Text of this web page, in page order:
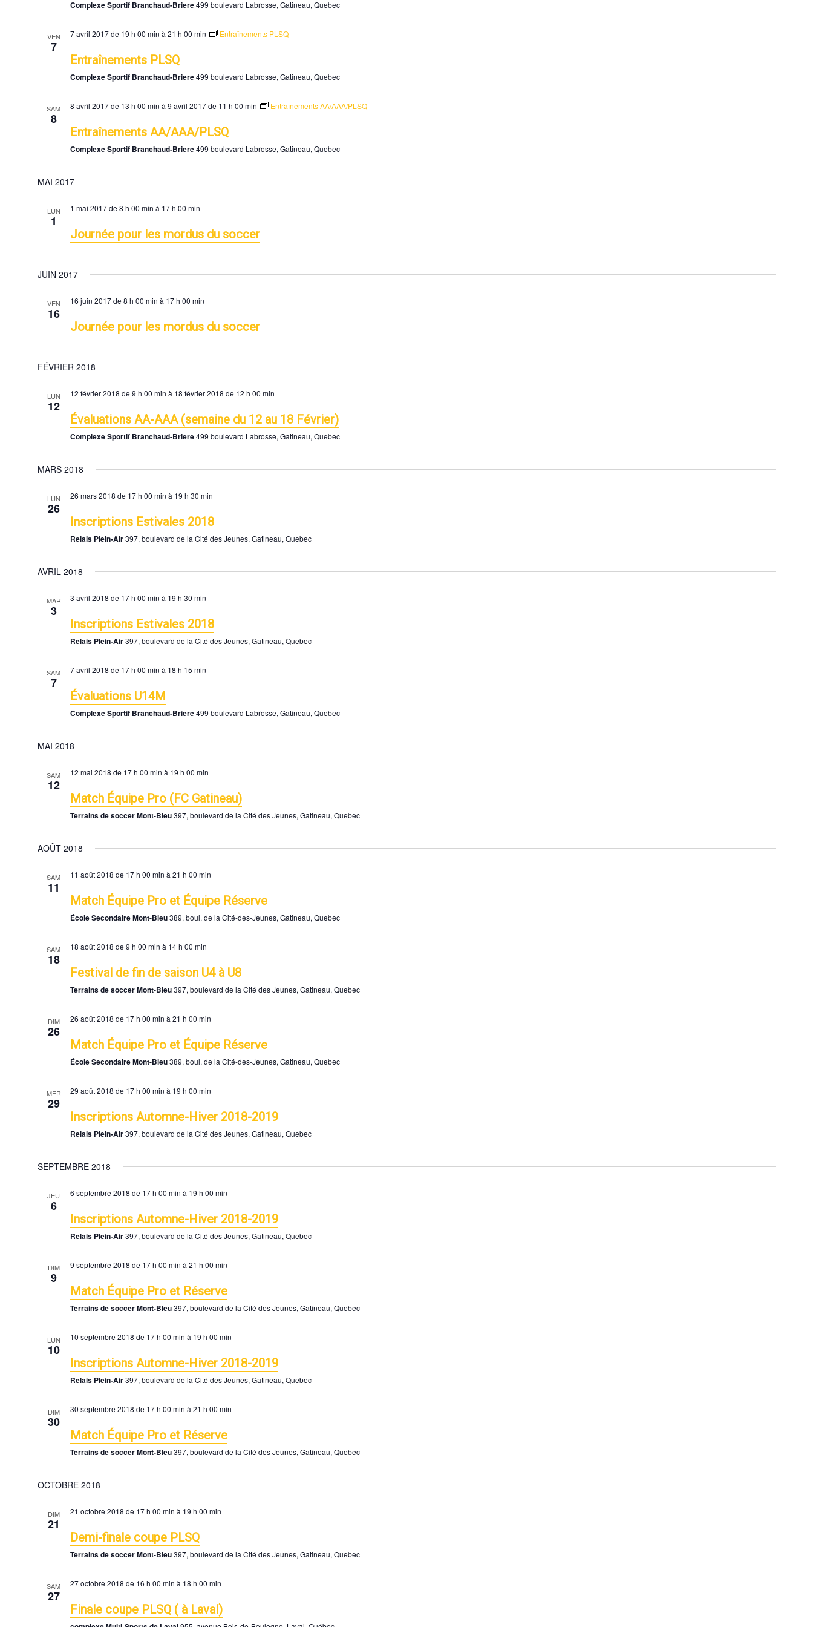
W
G
Complexe Sportif Branchaud-Briere499 boulevard Labrosse, Gatineau, Quebec
VEN
7
7 avril 2017 de 19 h 00 min à 21 h 00 min Entraînements PLSQ
Entraînements PLSQ
Complexe Sportif Branchaud-Briere499 boulevard Labrosse, Gatineau, Quebec
SAM
8
8 avril 2017 de 13 h 00 min à 9 avril 2017 de 11 h 00 min Entraînements AA/AAA/PLSQ
Entraînements AA/AAA/PLSQ
Complexe Sportif Branchaud-Briere499 boulevard Labrosse, Gatineau, Quebec
MAI 2017
LUN
1
1 mai 2017 de 8 h 00 min à 17 h 00 min
Journée pour les mordus du soccer
JUIN 2017
VEN
16
16 juin 2017 de 8 h 00 min à 17 h 00 min
Journée pour les mordus du soccer
FÉVRIER 2018
LUN
12
12 février 2018 de 9 h 00 min à 18 février 2018 de 12 h 00 min
Évaluations AA-AAA (semaine du 12 au 18 Février)
Complexe Sportif Branchaud-Briere499 boulevard Labrosse, Gatineau, Quebec
MARS 2018
LUN
26
26 mars 2018 de 17 h 00 min à 19 h 30 min
Inscriptions Estivales 2018
Relais Plein-Air397, boulevard de la Cité des Jeunes, Gatineau, Quebec
AVRIL 2018
MAR
3
3 avril 2018 de 17 h 00 min à 19 h 30 min
Inscriptions Estivales 2018
Relais Plein-Air397, boulevard de la Cité des Jeunes, Gatineau, Quebec
SAM
7
7 avril 2018 de 17 h 00 min à 18 h 15 min
Évaluations U14M
Complexe Sportif Branchaud-Briere499 boulevard Labrosse, Gatineau, Quebec
MAI 2018
SAM
12
12 mai 2018 de 17 h 00 min à 19 h 00 min
Match Équipe Pro (FC Gatineau)
Terrains de soccer Mont-Bleu397, boulevard de la Cité des Jeunes, Gatineau, Quebec
AOÛT 2018
SAM
11
11 août 2018 de 17 h 00 min à 21 h 00 min
Match Équipe Pro et Équipe Réserve
École Secondaire Mont-Bleu389, boul. de la Cité-des-Jeunes, Gatineau, Quebec
SAM
18
18 août 2018 de 9 h 00 min à 14 h 00 min
Festival de fin de saison U4 à U8
Terrains de soccer Mont-Bleu397, boulevard de la Cité des Jeunes, Gatineau, Quebec
DIM
26
26 août 2018 de 17 h 00 min à 21 h 00 min
Match Équipe Pro et Équipe Réserve
École Secondaire Mont-Bleu389, boul. de la Cité-des-Jeunes, Gatineau, Quebec
MER
29
29 août 2018 de 17 h 00 min à 19 h 00 min
Inscriptions Automne-Hiver 2018-2019
Relais Plein-Air397, boulevard de la Cité des Jeunes, Gatineau, Quebec
SEPTEMBRE 2018
JEU
6
6 septembre 2018 de 17 h 00 min à 19 h 00 min
Inscriptions Automne-Hiver 2018-2019
Relais Plein-Air397, boulevard de la Cité des Jeunes, Gatineau, Quebec
DIM
9
9 septembre 2018 de 17 h 00 min à 21 h 00 min
Match Équipe Pro et Réserve
Terrains de soccer Mont-Bleu397, boulevard de la Cité des Jeunes, Gatineau, Quebec
LUN
10
10 septembre 2018 de 17 h 00 min à 19 h 00 min
Inscriptions Automne-Hiver 2018-2019
Relais Plein-Air397, boulevard de la Cité des Jeunes, Gatineau, Quebec
DIM
30
30 septembre 2018 de 17 h 00 min à 21 h 00 min
Match Équipe Pro et Réserve
Terrains de soccer Mont-Bleu397, boulevard de la Cité des Jeunes, Gatineau, Quebec
OCTOBRE 2018
DIM
21
21 octobre 2018 de 17 h 00 min à 19 h 00 min
Demi-finale coupe PLSQ
Terrains de soccer Mont-Bleu397, boulevard de la Cité des Jeunes, Gatineau, Quebec
SAM
27
27 octobre 2018 de 16 h 00 min à 18 h 00 min
Finale coupe PLSQ ( à Laval)